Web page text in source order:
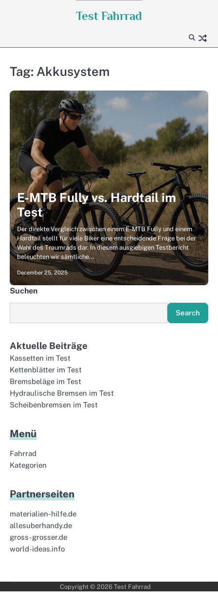
Test Fahrrad
Tag: Akkusystem
E-MTB Fully vs. Hardtail im
Test
Der direkte Vergleich zwischen einem E-MTB Fully und einem
Hardtail stellt für viele Biker eine entscheidende Frage bei der
Wahl des Traumrads dar. In diesem ausgiebigen Testbericht
beleuchten wir sämtliche…
December 25, 2025
Suchen
Search
Aktuelle Beiträge
Kassetten im Test
Kettenblätter im Test
Bremsbeläge im Test
Hydraulische Bremsen im Test
Scheibenbremsen im Test
Menü
Fahrrad
Kategorien
Partnerseiten
materialien-hilfe.de
allesuberhandy.de
gross-grosser.de
world-ideas.info
Copyright © 2026 Test Fahrrad